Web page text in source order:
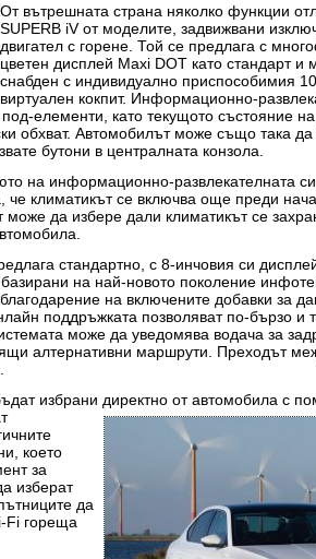
От вътрешната страна няколко функции
SUPERB iV от моделите, задвижвани
двигател с горене. Той се предлага с
цветен дисплей Maxi DOT като стандарт
снабден с индивидуално приспособимия
виртуален кокпит. Информационно-
елементи, като текущото състояние
обхват. Автомобилът може също така
бутони в централната конзола.
на информационно-развлекателната
климатикът се включва още преди
да избере дали климатикът се
стандартно, с 8-инчовия си
на най-новото поколение
на включените добавки за
поддръжката позволяват по-бързо и
може да уведомява водача за
алтернативни маршрути. Преходът
избрани директно от автомобила с
което
за
изберат
да
Fi гореща